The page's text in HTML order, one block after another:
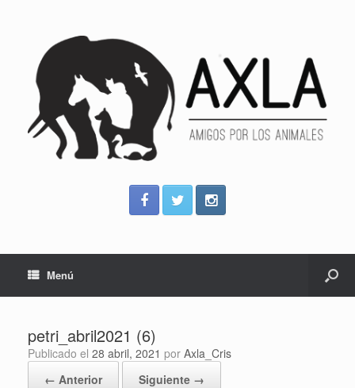
Menú
petri_abril2021 (6)
Publicado el 28 abril, 2021 por Axla_Cris
← Anterior
Siguiente →